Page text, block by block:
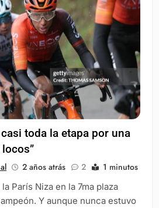
toda la etapa por una
2 años atrás 2 1 minutos
París Niza en la 7ma plaza
Y aunque nunca estuvo